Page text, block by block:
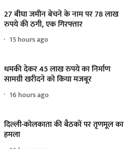
27 बीघा जमीन बेचने के नाम पर 78 लाख
रुपये की ठगी, एक गिरफ्तार
15 hours ago
धमकी देकर 45 लाख रुपये का निर्माण
सामग्री खरीदने को किया मजबूर
16 hours ago
दिल्ली-कोलकाता की बैठकों पर तृणमूल का
हमला